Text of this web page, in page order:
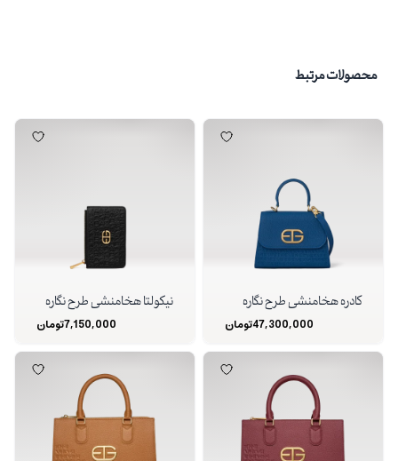
محصولات مرتبط
کادره هخامنشی طرح نگاره
47,300,000تومان
نیکولتا هخامنشی طرح نگاره
7,150,000تومان